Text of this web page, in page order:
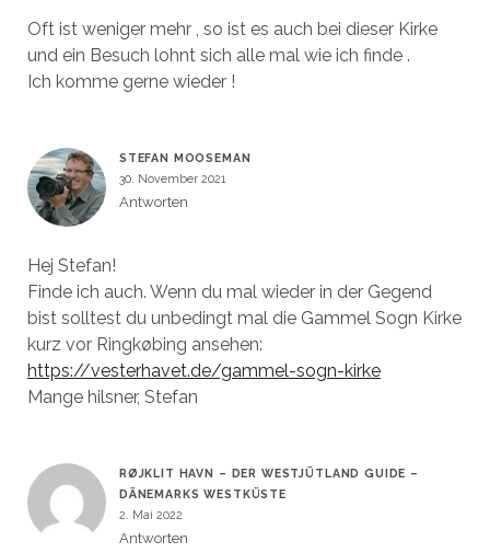
Oft ist weniger mehr , so ist es auch bei dieser Kirke
und ein Besuch lohnt sich alle mal wie ich finde .
Ich komme gerne wieder !
STEFAN MOOSEMAN
30. November 2021
Antworten
Hej Stefan!
Finde ich auch. Wenn du mal wieder in der Gegend
bist solltest du unbedingt mal die Gammel Sogn Kirke
kurz vor Ringkøbing ansehen:
https://vesterhavet.de/gammel-sogn-kirke
Mange hilsner, Stefan
RØJKLIT HAVN – DER WESTJÜTLAND GUIDE –
DÄNEMARKS WESTKÜSTE
2. Mai 2022
Antworten